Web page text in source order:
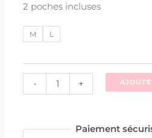
2 poches incluses
M L
- +
Paiement